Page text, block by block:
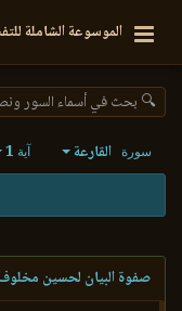
الموسوعة الشاملة
🔍 بحث في أسماء السور
سورة القارعة آية 1
صفوة البيان لحسين